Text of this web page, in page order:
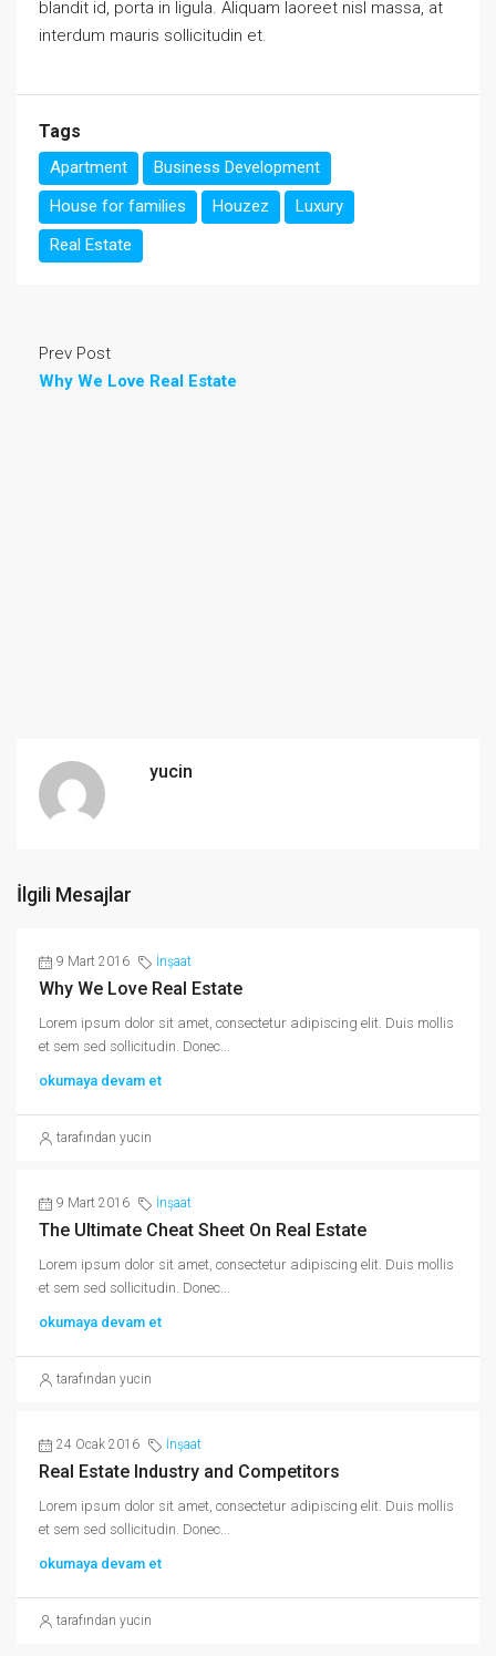
blandit id, porta in ligula. Aliquam laoreet nisl massa, at
interdum mauris sollicitudin et.
Tags
Apartment
Business Development
House for families
Houzez
Luxury
Real Estate
Prev Post
Why We Love Real Estate
yucin
İlgili Mesajlar
9 Mart 2016 İnşaat
Why We Love Real Estate
Lorem ipsum dolor sit amet, consectetur adipiscing elit. Duis mollis
et sem sed sollicitudin. Donec...
okumaya devam et
tarafından yucin
9 Mart 2016 İnşaat
The Ultimate Cheat Sheet On Real Estate
Lorem ipsum dolor sit amet, consectetur adipiscing elit. Duis mollis
et sem sed sollicitudin. Donec...
okumaya devam et
tarafından yucin
24 Ocak 2016 İnşaat
Real Estate Industry and Competitors
Lorem ipsum dolor sit amet, consectetur adipiscing elit. Duis mollis
et sem sed sollicitudin. Donec...
okumaya devam et
tarafından yucin